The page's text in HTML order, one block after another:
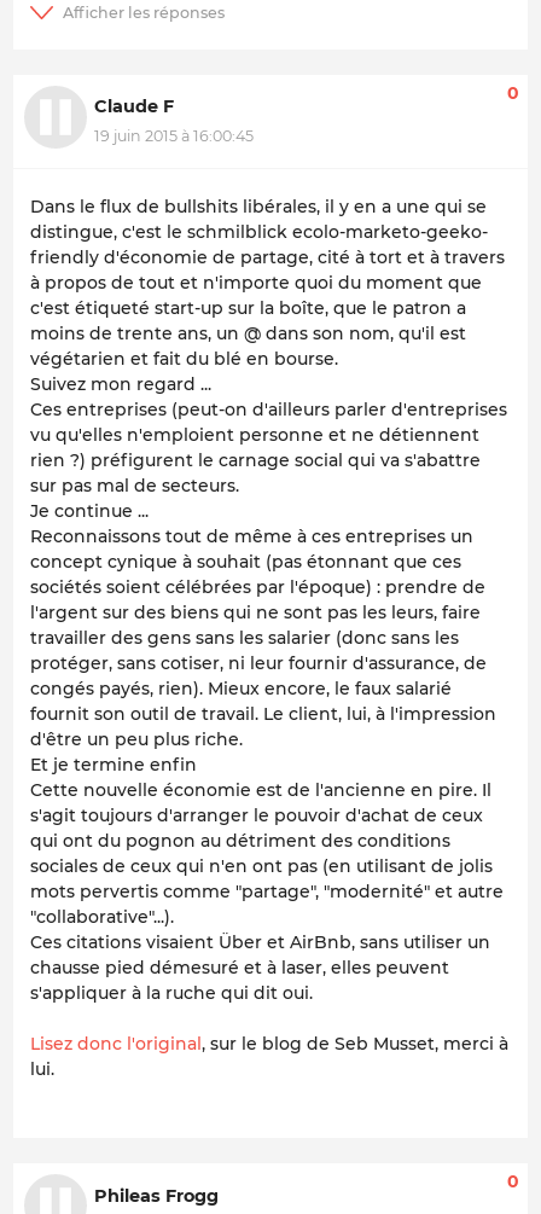
Claude F
19 juin 2015 à 16:00:45
0
Dans le flux de bullshits libérales, il y en a une qui se
distingue, c'est le schmilblick ecolo-marketo-geeko-
friendly d'économie de partage, cité à tort et à travers
à propos de tout et n'importe quoi du moment que
c'est étiqueté start-up sur la boîte, que le patron a
moins de trente ans, un @ dans son nom, qu'il est
végétarien et fait du blé en bourse.
Suivez mon regard ...
Ces entreprises (peut-on d'ailleurs parler d'entreprises
vu qu'elles n'emploient personne et ne détiennent
rien ?) préfigurent le carnage social qui va s'abattre
sur pas mal de secteurs.
Je continue ...
Reconnaissons tout de même à ces entreprises un
concept cynique à souhait (pas étonnant que ces
sociétés soient célébrées par l'époque) : prendre de
l'argent sur des biens qui ne sont pas les leurs, faire
travailler des gens sans les salarier (donc sans les
protéger, sans cotiser, ni leur fournir d'assurance, de
congés payés, rien). Mieux encore, le faux salarié
fournit son outil de travail. Le client, lui, à l'impression
d'être un peu plus riche.
Et je termine enfin
Cette nouvelle économie est de l'ancienne en pire. Il
s'agit toujours d'arranger le pouvoir d'achat de ceux
qui ont du pognon au détriment des conditions
sociales de ceux qui n'en ont pas (en utilisant de jolis
mots pervertis comme "partage", "modernité" et autre
"collaborative"...).
Ces citations visaient Über et AirBnb, sans utiliser un
chausse pied démesuré et à laser, elles peuvent
s'appliquer à la ruche qui dit oui.
Lisez donc l'original, sur le blog de Seb Musset, merci à
lui.
Phileas Frogg
0